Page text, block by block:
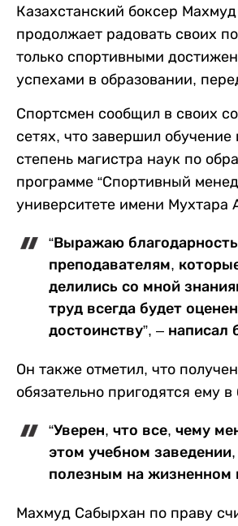
Казахстанский боксер
продолжает радовать своих
только спортивными
успехами в образовании,
Спортсмен сообщил в своих
сетях, что завершил обучение
степень магистра наук по
программе “Спортивный
университете имени Мухтара
“Выражаю
преподавателям,
делились со мной
труд всегда будет
достоинству”, – написал
Он также отметил, что
обязательно пригодятся ему
“Уверен, что все, чему
этом учебном заведении,
полезным на жизненном
Махмуд Сабырхан по праву